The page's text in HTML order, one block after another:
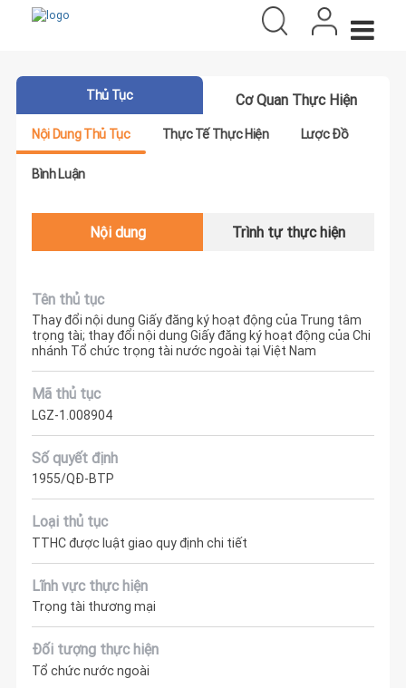
Thủ Tục Cơ Quan Thực Hiện
Nội Dung Thủ Tục Thực Tế Thực Hiện Lược Đồ
Bình Luận
Nội dung Trình tự thực hiện
Tên thủ tục
Thay đổi nội dung Giấy đăng ký hoạt động của Trung tâm
trọng tài; thay đổi nội dung Giấy đăng ký hoạt động của Chi
nhánh Tổ chức trọng tài nước ngoài tại Việt Nam
Mã thủ tục
LGZ-1.008904
Số quyết định
1955/QĐ-BTP
Loại thủ tục
TTHC được luật giao quy định chi tiết
Lĩnh vực thực hiện
Trọng tài thương mại
Đối tượng thực hiện
Tổ chức nước ngoài